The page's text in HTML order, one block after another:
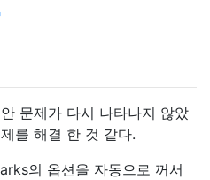
문제가 다시 나타나지 않았
를 해결 한 것 같다.
의 옵션을 자동으로 꺼서